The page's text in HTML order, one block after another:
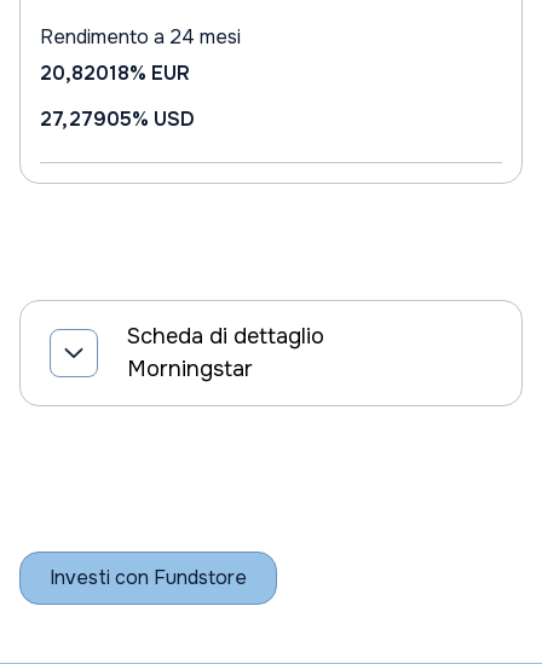
Rendimento a 24 mesi
20,82018% EUR
27,27905% USD
Scheda di dettaglio
Morningstar
Investi con Fundstore